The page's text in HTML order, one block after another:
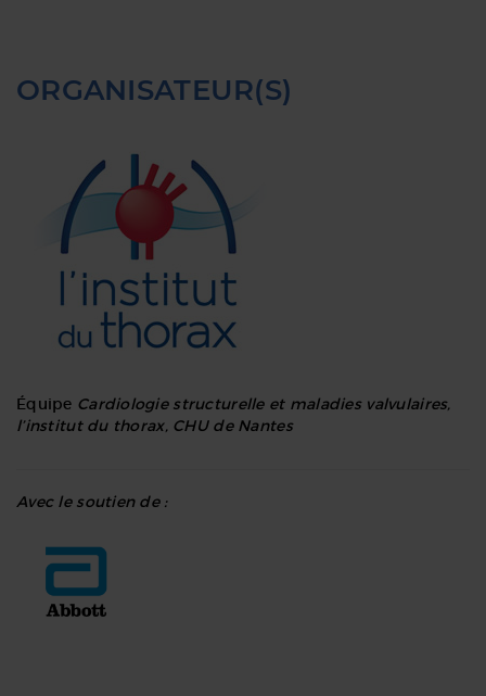
ORGANISATEUR(S)
Équipe Cardiologie structurelle et maladies valvulaires,
l’institut du thorax, CHU de Nantes
Avec le soutien de :